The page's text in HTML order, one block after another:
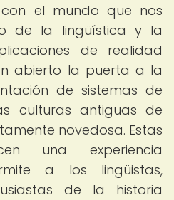
el mundo que nos
de la lingüística y la
de realidad
abierto la puerta a la
de sistemas de
culturas antiguas de
novedosa. Estas
una experiencia
a los lingüistas,
de la historia